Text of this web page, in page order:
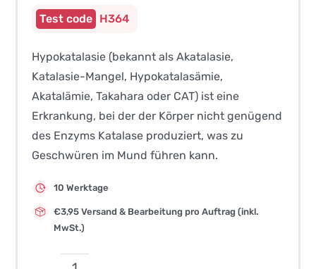
H364
Hypokatalasie (bekannt als Akatalasie,
Katalasie-Mangel, Hypokatalasämie,
Akatalämie, Takahara oder CAT) ist eine
Erkrankung, bei der der Körper nicht genügend
des Enzyms Katalase produziert, was zu
Geschwüren im Mund führen kann.
10 Werktage
€3,95 Versand & Bearbeitung pro Auftrag (inkl.
MwSt.)